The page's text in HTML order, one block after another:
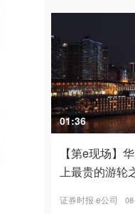
01:36
【第e现场】
上最贵的游轮
证券时报·e公司